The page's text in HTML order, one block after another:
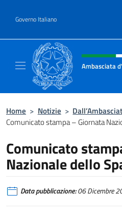
Governo Italiano
Intestazione sito,
Ambasciata
Home > Notizie >
Comunicato stampa – Giornata
Comunicato
Nazionale dello
Data pubblicazione:06 Dicembre